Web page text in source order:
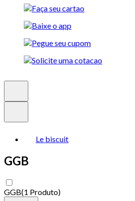
Le biscuit
GGB
GGB(1 Produto)